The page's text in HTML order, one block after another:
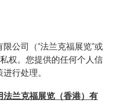
公司（“法兰克福展览”或
权。您提供的任何个人信
行处理。
兰克福展览（香港）有